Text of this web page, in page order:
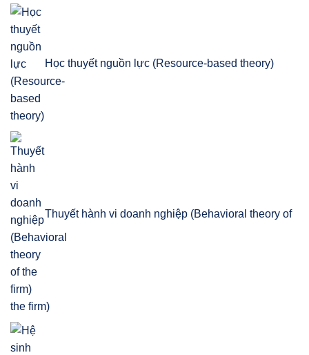
Học thuyết nguồn lực (Resource-based theory)
Thuyết hành vi doanh nghiệp (Behavioral theory of
the firm)